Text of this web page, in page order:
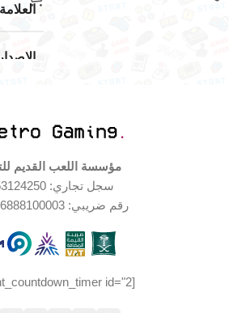
مؤسسة اللعب القديم
سجل تجاري: 2053124250
رقم ضريبي: 302256888100003
[elfsight_countdown_timer id="2"]